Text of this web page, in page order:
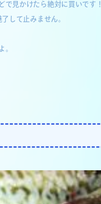
で見かけたら絶対に買いです！
して止みません。
。